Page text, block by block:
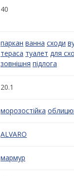
40
паркан ванна сходи
тераса туалет для
зовнішня підлога
20.1
морозостійка
ALVARO
мармур